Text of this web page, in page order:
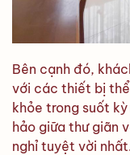
Bên cạnh đó,
với các thiết bị
khỏe trong suốt
hảo giữa thư giãn
nghỉ tuyệt vời